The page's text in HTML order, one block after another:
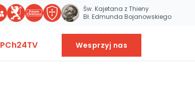
Św. Kajetana z Thieny
Bł. Edmunda Bojanowskiego
PCh24TV Wesprzyj nas